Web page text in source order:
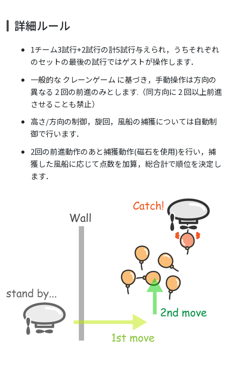
詳細ルール
1チーム3試行+2試行の計5試行与えられ，うちそれぞれ
のセットの最後の試行ではゲストが操作します．
一般的な クレーンゲーム に基づき，手動操作は方向の
異なる 2 回の前進のみとします.（同方向に 2 回以上前進
させることも禁止）
高さ/方向の制御，旋回，風船の捕獲については自動制
御で行います．
2回の前進動作のあと捕獲動作(磁石を使用)を行い，捕
獲した風船に応じて点数を加算，総合計で順位を決定し
ます．